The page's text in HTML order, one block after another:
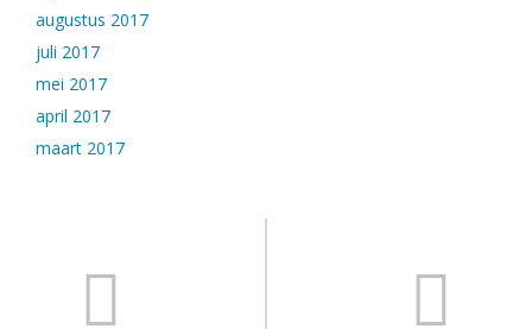
augustus 2017
juli 2017
mei 2017
april 2017
maart 2017